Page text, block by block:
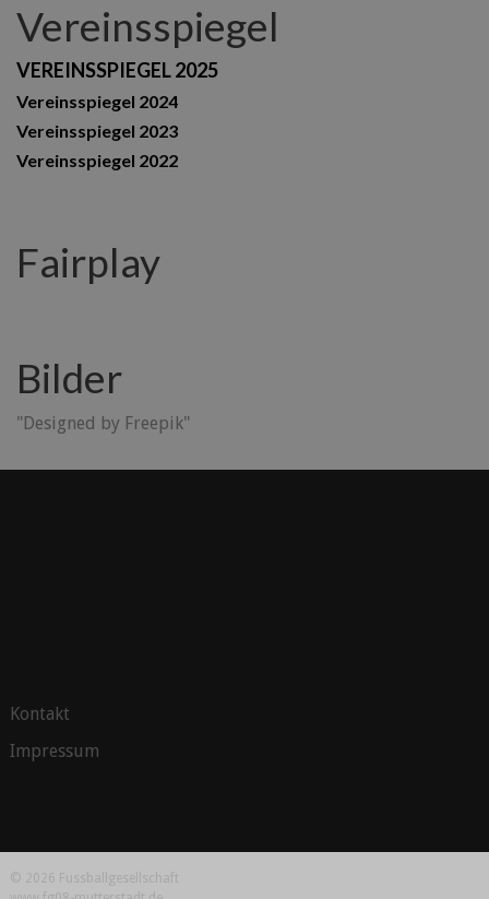
Vereinsspiegel
VEREINSSPIEGEL 2025
Vereinsspiegel 2024
Vereinsspiegel 2023
Vereinsspiegel 2022
Fairplay
Bilder
"Designed by Freepik"
Kontakt
Impressum
© 2026 Fussballgesellschaft